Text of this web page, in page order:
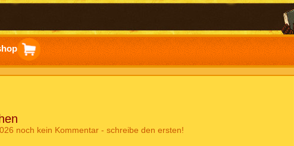
noch kein Kommentar - schreibe den ersten!